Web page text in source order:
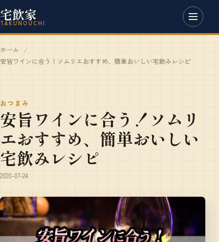
宅飲家
TAKUNOUCHI
ホーム
安旨ワインに合う！ソムリエおすすめ、簡単おいしい宅飲みレシピ
おつまみ
安旨ワインに合う！ソムリ
エおすすめ、簡単おいしい
宅飲みレシピ
2020-07-24